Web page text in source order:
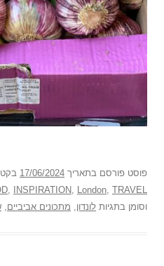
פוסט פורסם בתאריך 17/06/2024
, INSPIRATION, London, TRAVEL
וסומן בתגיות לונדון, מתכונים אביביים,